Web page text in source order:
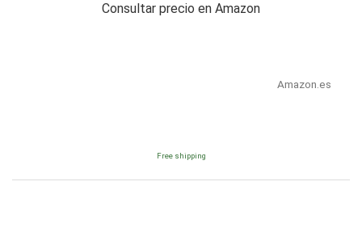
Consultar precio en Amazon
Amazon.es
Free shipping